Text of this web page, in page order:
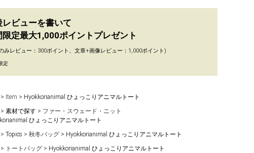
レビューを書いて
限定最大1,000ポイントプレゼント
みレビュー：300ポイント、文章+画像レビュー：1,000ポイント)
定
Item
Hyokkorianimal ひょっこりアニマルトート
素材で探す
ファー・スウェード・ニット
ひょっこりアニマルトート
Topics 秋冬バッグ
Hyokkorianimal ひょっこりアニマルトート
トートバッグ
Hyokkorianimal ひょっこりアニマルトート